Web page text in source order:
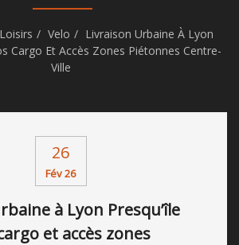
Velo
Livraison Urbaine À Lyon
Cargo Et Accès Zones Piétonnes Centre-
Ville
26
Fév 26
à Lyon Presqu’île
et accès zones